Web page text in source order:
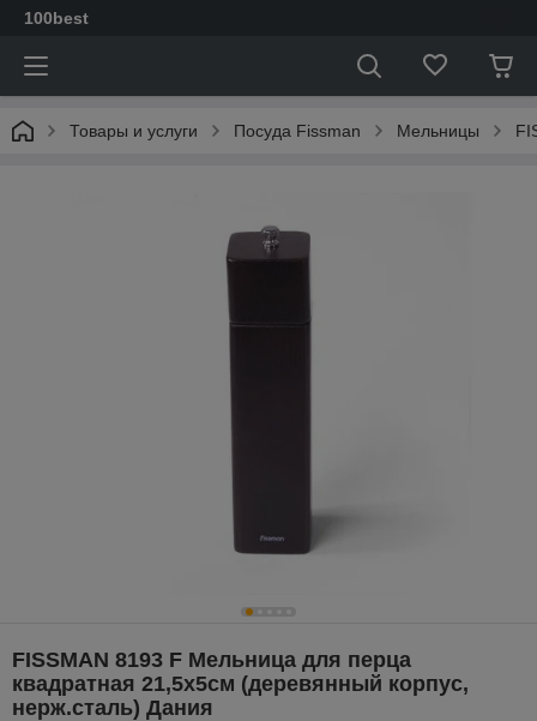
100best
Товары и услуги Посуда Fissman Мельницы
FISSMAN 8193 F Мельница для перца
квадратная 21,5x5см (деревянный корпус,
нерж.сталь) Дания